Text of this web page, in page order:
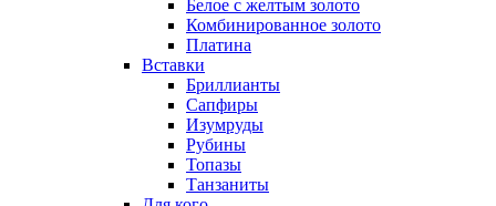
Белое с желтым золото
Комбинированное золото
Платина
Вставки
Бриллианты
Сапфиры
Изумруды
Рубины
Топазы
Танзаниты